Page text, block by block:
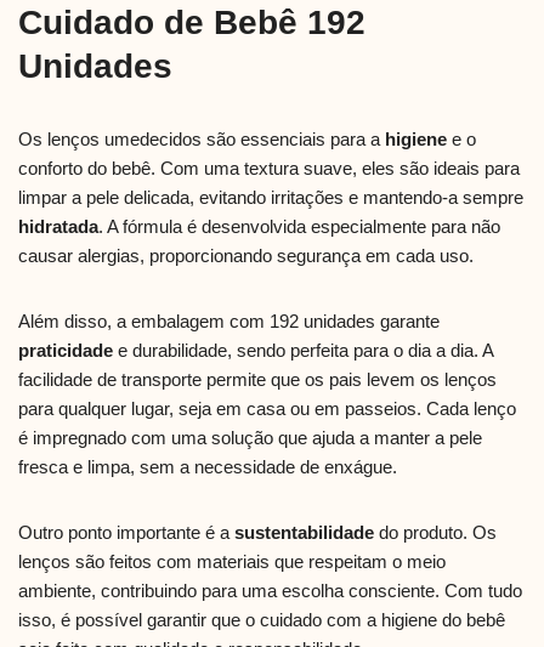
Cuidado de Bebê 192
Unidades
Os lenços umedecidos são essenciais para a higiene e o
conforto do bebê. Com uma textura suave, eles são ideais para
limpar a pele delicada, evitando irritações e mantendo-a sempre
hidratada. A fórmula é desenvolvida especialmente para não
causar alergias, proporcionando segurança em cada uso.
Além disso, a embalagem com 192 unidades garante
praticidade e durabilidade, sendo perfeita para o dia a dia. A
facilidade de transporte permite que os pais levem os lenços
para qualquer lugar, seja em casa ou em passeios. Cada lenço
é impregnado com uma solução que ajuda a manter a pele
fresca e limpa, sem a necessidade de enxágue.
Outro ponto importante é a sustentabilidade do produto. Os
lenços são feitos com materiais que respeitam o meio
ambiente, contribuindo para uma escolha consciente. Com tudo
isso, é possível garantir que o cuidado com a higiene do bebê